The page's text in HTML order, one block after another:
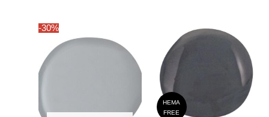
-30%
HEMA
FREE